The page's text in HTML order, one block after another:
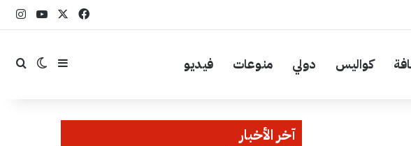
فيسبوك
كواليس دولي منوعات فيديو إضافة عمود
الوضع
آخر الأخبار